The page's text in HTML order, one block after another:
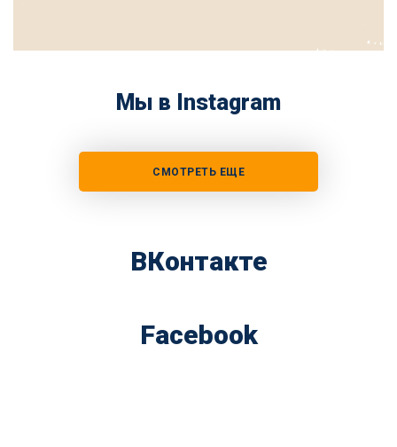
Мы в Instagram
СМОТРЕТЬ ЕЩЕ
ВКонтакте
Facebook